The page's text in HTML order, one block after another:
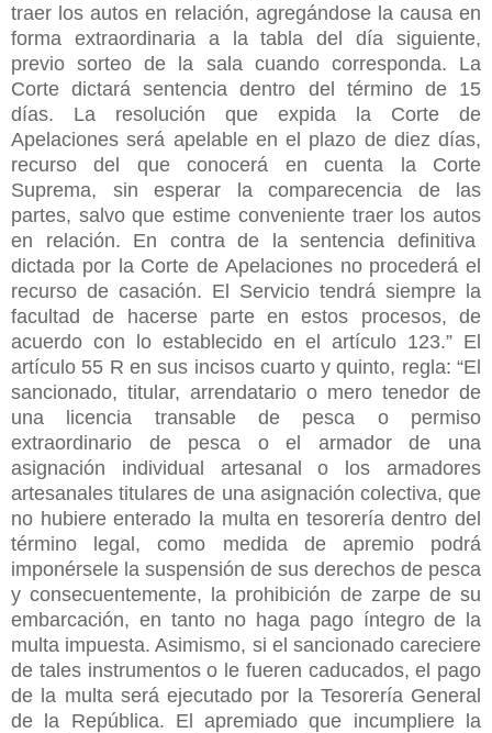
traer los autos en relación, agregándose la causa en
forma extraordinaria a la tabla del día siguiente,
previo sorteo de la sala cuando corresponda. La
Corte dictará sentencia dentro del término de 15
días. La resolución que expida la Corte de
Apelaciones será apelable en el plazo de diez días,
recurso del que conocerá en cuenta la Corte
Suprema, sin esperar la comparecencia de las
partes, salvo que estime conveniente traer los autos
en relación. En contra de la sentencia definitiva
dictada por la Corte de Apelaciones no procederá el
recurso de casación. El Servicio tendrá siempre la
facultad de hacerse parte en estos procesos, de
acuerdo con lo establecido en el artículo 123.” El
artículo 55 R en sus incisos cuarto y quinto, regla: “El
sancionado, titular, arrendatario o mero tenedor de
una licencia transable de pesca o permiso
extraordinario de pesca o el armador de una
asignación individual artesanal o los armadores
artesanales titulares de una asignación colectiva, que
no hubiere enterado la multa en tesorería dentro del
término legal, como medida de apremio podrá
imponérsele la suspensión de sus derechos de pesca
y consecuentemente, la prohibición de zarpe de su
embarcación, en tanto no haga pago íntegro de la
multa impuesta. Asimismo, si el sancionado careciere
de tales instrumentos o le fueren caducados, el pago
de la multa será ejecutado por la Tesorería General
de la República. El apremiado que incumpliere la